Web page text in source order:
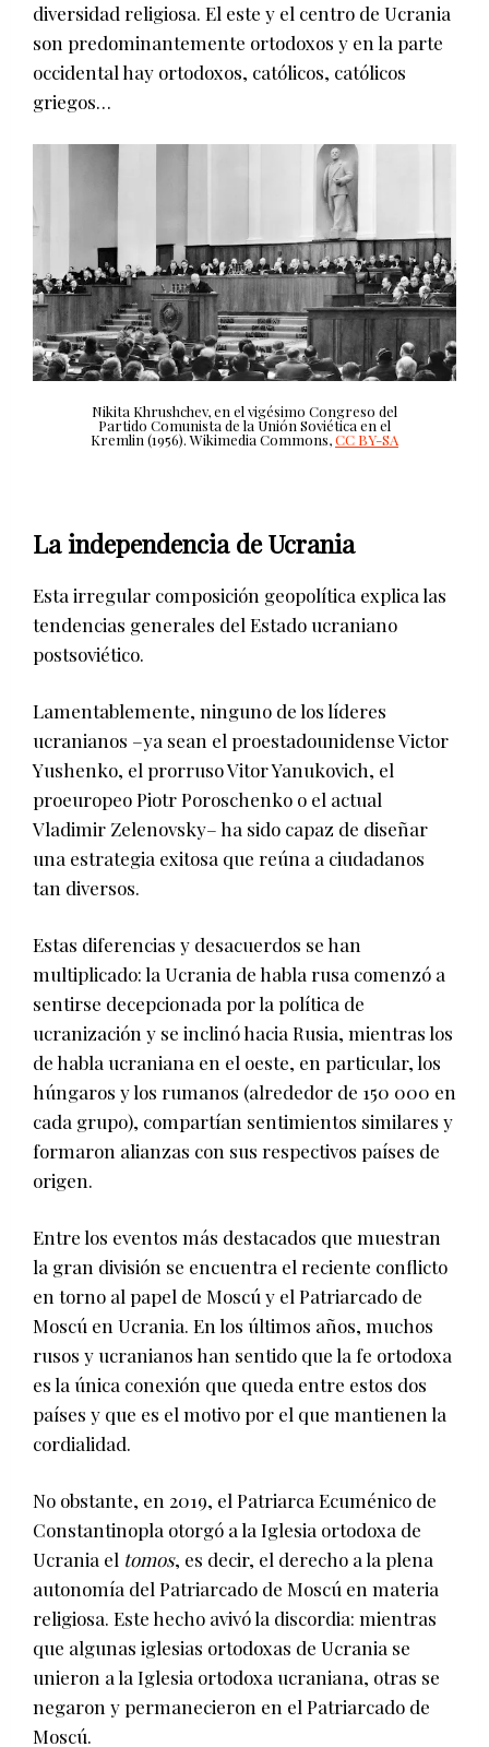
diversidad religiosa. El este y el centro de Ucrania
son predominantemente ortodoxos y en la parte
occidental hay ortodoxos, católicos, católicos
griegos…
Nikita Khrushchev, en el vigésimo Congreso del
Partido Comunista de la Unión Soviética en el
Kremlin (1956). Wikimedia Commons,CC BY-SA
La independencia de Ucrania
Esta irregular composición geopolítica explica las
tendencias generales del Estado ucraniano
postsoviético.
Lamentablemente, ninguno de los líderes
ucranianos –ya sean el proestadounidense Victor
Yushenko, el prorruso Vitor Yanukovich, el
proeuropeo Piotr Poroschenko o el actual
Vladimir Zelenovsky– ha sido capaz de diseñar
una estrategia exitosa que reúna a ciudadanos
tan diversos.
Estas diferencias y desacuerdos se han
multiplicado: la Ucrania de habla rusa comenzó a
sentirse decepcionada por la política de
ucranización y se inclinó hacia Rusia, mientras los
de habla ucraniana en el oeste, en particular, los
húngaros y los rumanos (alrededor de 150 000 en
cada grupo), compartían sentimientos similares y
formaron alianzas con sus respectivos países de
origen.
Entre los eventos más destacados que muestran
la gran división se encuentra el reciente conflicto
en torno al papel de Moscú y el Patriarcado de
Moscú en Ucrania. En los últimos años, muchos
rusos y ucranianos han sentido que la fe ortodoxa
es la única conexión que queda entre estos dos
países y que es el motivo por el que mantienen la
cordialidad.
No obstante, en 2019, el Patriarca Ecuménico de
Constantinopla otorgó a la Iglesia ortodoxa de
Ucrania el tomos, es decir, el derecho a la plena
autonomía del Patriarcado de Moscú en materia
religiosa. Este hecho avivó la discordia: mientras
que algunas iglesias ortodoxas de Ucrania se
unieron a la Iglesia ortodoxa ucraniana, otras se
negaron y permanecieron en el Patriarcado de
Moscú.